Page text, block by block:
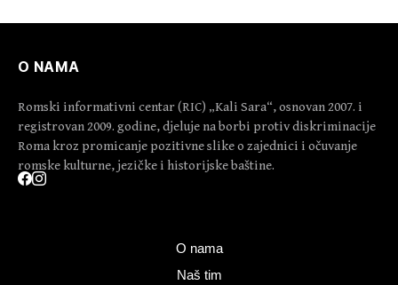
O NAMA
Romski informativni centar (RIC) „Kali Sara“, osnovan 2007. i
registrovan 2009. godine, djeluje na borbi protiv diskriminacije
Roma kroz promicanje pozitivne slike o zajednici i očuvanje
romske kulturne, jezičke i historijske baštine.
O nama
Naš tim